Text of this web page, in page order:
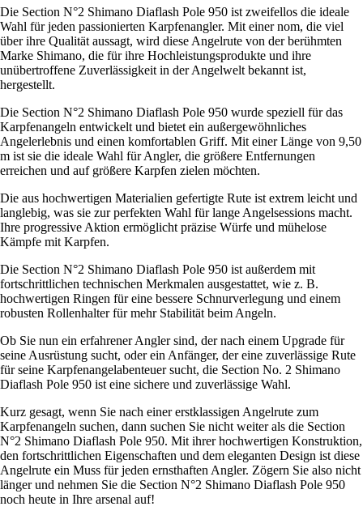
Die Section N°2 Shimano Diaflash Pole 950 ist zweifellos die ideale
Wahl für jeden passionierten Karpfenangler. Mit einer nom, die viel
über ihre Qualität aussagt, wird diese Angelrute von der berühmten
Marke Shimano, die für ihre Hochleistungsprodukte und ihre
unübertroffene Zuverlässigkeit in der Angelwelt bekannt ist,
hergestellt.
Die Section N°2 Shimano Diaflash Pole 950 wurde speziell für das
Karpfenangeln entwickelt und bietet ein außergewöhnliches
Angelerlebnis und einen komfortablen Griff. Mit einer Länge von 9,50
m ist sie die ideale Wahl für Angler, die größere Entfernungen
erreichen und auf größere Karpfen zielen möchten.
Die aus hochwertigen Materialien gefertigte Rute ist extrem leicht und
langlebig, was sie zur perfekten Wahl für lange Angelsessions macht.
Ihre progressive Aktion ermöglicht präzise Würfe und mühelose
Kämpfe mit Karpfen.
Die Section N°2 Shimano Diaflash Pole 950 ist außerdem mit
fortschrittlichen technischen Merkmalen ausgestattet, wie z. B.
hochwertigen Ringen für eine bessere Schnurverlegung und einem
robusten Rollenhalter für mehr Stabilität beim Angeln.
Ob Sie nun ein erfahrener Angler sind, der nach einem Upgrade für
seine Ausrüstung sucht, oder ein Anfänger, der eine zuverlässige Rute
für seine Karpfenangelabenteuer sucht, die Section No. 2 Shimano
Diaflash Pole 950 ist eine sichere und zuverlässige Wahl.
Kurz gesagt, wenn Sie nach einer erstklassigen Angelrute zum
Karpfenangeln suchen, dann suchen Sie nicht weiter als die Section
N°2 Shimano Diaflash Pole 950. Mit ihrer hochwertigen Konstruktion,
den fortschrittlichen Eigenschaften und dem eleganten Design ist diese
Angelrute ein Muss für jeden ernsthaften Angler. Zögern Sie also nicht
länger und nehmen Sie die Section N°2 Shimano Diaflash Pole 950
noch heute in Ihre arsenal auf!